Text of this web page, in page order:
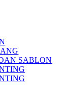
SABLON